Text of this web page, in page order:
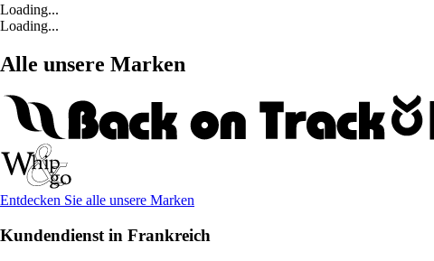
Loading...
Loading...
Alle unsere Marken
Entdecken Sie alle unsere Marken
Kundendienst in Frankreich